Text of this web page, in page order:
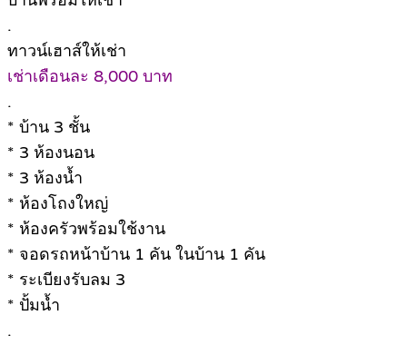
.
ทาวน์เฮาส์ให้เช่า
เช่าเดือนละ 8,000 บาท
.
* บ้าน 3 ชั้น
* 3 ห้องนอน
* 3 ห้องน้ำ
* ห้องโถงใหญ่
* ห้องครัวพร้อมใช้งาน
* จอดรถหน้าบ้าน 1 คัน ในบ้าน 1 คัน
* ระเบียงรับลม 3
* ปั้มน้ำ
.